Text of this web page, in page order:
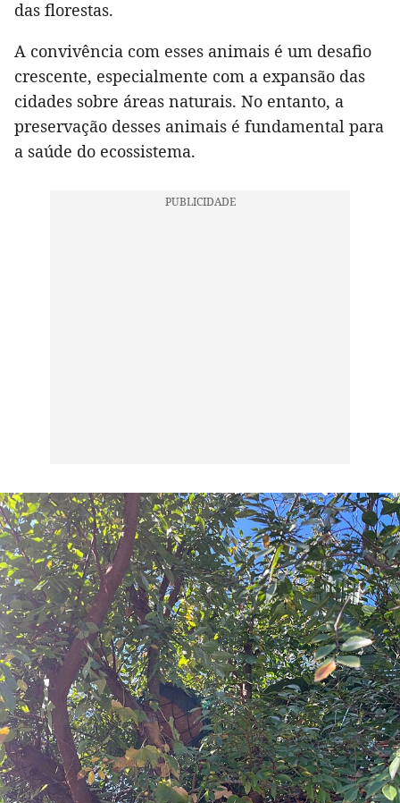
das florestas.
A convivência com esses animais é um desafio
crescente, especialmente com a expansão das
cidades sobre áreas naturais. No entanto, a
preservação desses animais é fundamental para
a saúde do ecossistema.